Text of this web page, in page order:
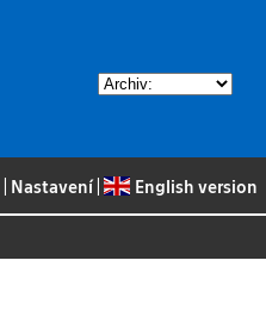
Nastavení| English version